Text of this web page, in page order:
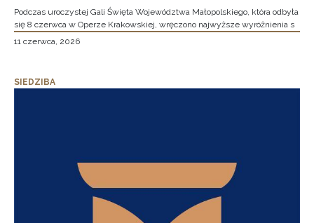
Podczas uroczystej Gali Święta Województwa Małopolskiego, która odbyła
się 8 czerwca w Operze Krakowskiej, wręczono najwyższe wyróżnienia s
11 czerwca, 2026
SIEDZIBA